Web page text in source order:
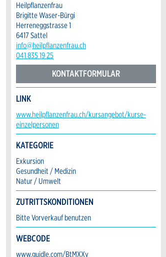
Heilpflanzenfrau
Brigitte Waser-Bürgi
Herreneggstrasse 1
6417 Sattel
info@heilpflanzenfrau.ch
041 835 19 25
KONTAKTFORMULAR
LINK
www.heilpflanzenfrau.ch/kursangebot/kurse-
einzelpersonen
KATEGORIE
Exkursion
Gesundheit / Medizin
Natur / Umwelt
ZUTRITTSKONDITIONEN
Bitte Vorverkauf benutzen
WEBCODE
www.guidle.com/BtMXXy